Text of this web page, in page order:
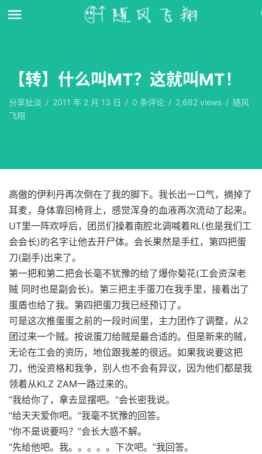
【转】什么叫MT？这就叫MT！
分享扯淡 / 2011 年 2 月 13 日 / 0 条评论 / 2,682 views / 随风
飞翔
高傲的伊利丹再次倒在了我的脚下。我长出一口气，摘掉了
耳麦，身体靠回椅背上，感觉浑身的血液再次流动了起来。
UT里一阵欢呼后，团员们操着南腔北调喊着RL(也是我们工
会会长)的名字让他去开尸体。会长果然是手红，第四把蛋
刀(副手)出来了。
第一把和第二把会长毫不犹豫的给了爆你菊花(工会资深老
贼 同时也是副会长)。第三把主手蛋刀在我手里，接着出了
蛋盾也给了我。第四把蛋刀我已经预订了。
可是这次推蛋蛋之前的一段时间里，主力团作了调整，从2
团过来一个贼。按说蛋刀给贼是最合适的。但是新来的贼，
无论在工会的资历，地位跟我差的很远。如果我说要这把
刀，他没资格和我争，别人也不会有异议，因为他们都是我
领着从KLZ ZAM一路过来的。
“我给你了，拿去显摆吧。”会长密我说。
“给天天爱你吧。”我毫不犹豫的回答。
“你不是说要吗？”会长大惑不解。
“先给他吧。我。。。。。下次吧。”我回答。